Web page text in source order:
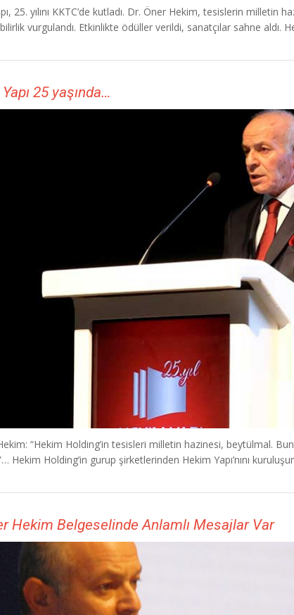
25. yılını KKTC’de kutladı. Dr. Öner Hekim, tesislerin milletin
vurgulandı. Etkinlikte ödüller verildi, sanatçılar sahne aldı.
25 yaşında…
“Hekim Holding’in tesisleri milletin hazinesi, beytülmal.
Hekim Holding’in gurup şirketlerinden Hekim Yapı’nını
Hekim Belgeselinde Anlamlı Mesajlar Var